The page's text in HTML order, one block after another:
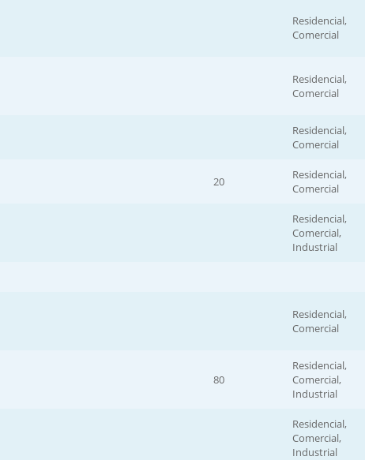
Residencial,
Comercial
Residencial,
Comercial
Residencial,
Comercial
20
Residencial,
Comercial
Residencial,
Comercial,
Industrial
Residencial,
Comercial
80
Residencial,
Comercial,
Industrial
Residencial,
Comercial,
Industrial